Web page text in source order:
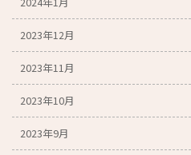
2023年12月
2023年11月
2023年10月
2023年9月